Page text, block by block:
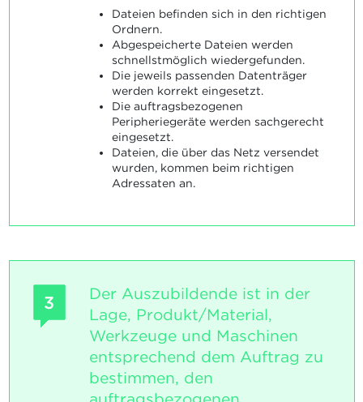
Dateien befinden sich in den richtigen
Ordnern.
Abgespeicherte Dateien werden
schnellstmöglich wiedergefunden.
Die jeweils passenden Datenträger
werden korrekt eingesetzt.
Die auftragsbezogenen
Peripheriegeräte werden sachgerecht
eingesetzt.
Dateien, die über das Netz versendet
wurden, kommen beim richtigen
Adressaten an.
3
Der Auszubildende ist in der
Lage, Produkt/Material,
Werkzeuge und Maschinen
entsprechend dem Auftrag zu
bestimmen, den